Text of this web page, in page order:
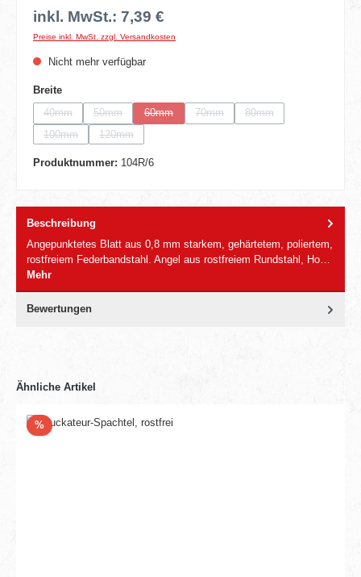
inkl. MwSt.: 7,39 €
Preise inkl. MwSt. zzgl. Versandkosten
Nicht mehr verfügbar
Breiteauswählen
40mm
50mm 60mm 70mm 80mm
100mm
(Diese Option ist zurzeit nicht verfügbar.)
120mm
(Diese Option ist zurzeit nicht verfügbar.)
Produktnummer: 104R/6
Beschreibung
Angepunktetes Blatt aus 0,8 mm starkem, gehärtetem, poliertem,
rostfreiem Federbandstahl. Angel aus rostfreiem Rundstahl, Ho…
Mehr
Bewertungen
Ähnliche Artikel
%Rabatt